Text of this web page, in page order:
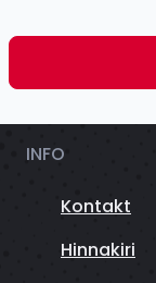
INFO
Kontakt
Hinnakiri